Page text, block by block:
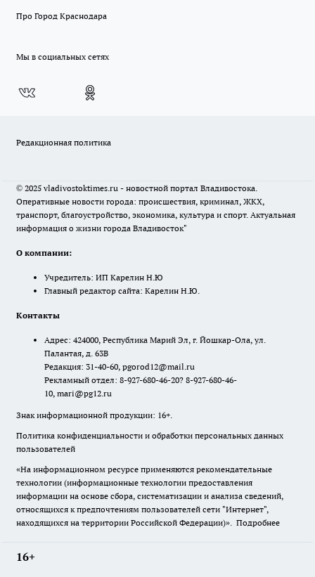
Про Город Краснодара
Мы в социальных сетях
Редакционная политика
© 2025 vladivostoktimes.ru - новостной портал Владивостока.
Оперативные новости города: происшествия, криминал, ЖКХ,
транспорт, благоустройство, экономика, культура и спорт. Актуальная
информация о жизни города Владивосток"
О компании:
Учредитель: ИП Карелин Н.Ю
Главный редактор сайта: Карелин Н.Ю.
Контакты
Адрес: 424000, Республика Марий Эл, г. Йошкар-Ола, ул.
Палантая, д. 63В
Редакция: 31-40-60, pgorod12@mail.ru
Рекламный отдел: 8-927-680-46-20? 8-927-680-46-
10, mari@pg12.ru
Знак информационной продукции: 16+.
Политика конфиденциальности и обработки персональных данных
пользователей
«На информационном ресурсе применяются рекомендательные
технологии (информационные технологии предоставления
информации на основе сбора, систематизации и анализа сведений,
относящихся к предпочтениям пользователей сети "Интернет",
находящихся на территории Российской Федерации)». Подробнее
16+